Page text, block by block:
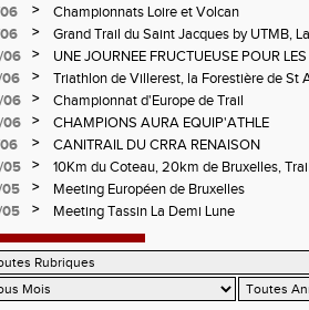
>
Championnats Loire et Volcan
>
Grand Trail du Saint Jacques by UTMB,
d'Andrézieux-Bouthéon
06 >
UNE JOURNEE FRUCTUEUSE POUR
CHAMPIONNATS DE LA LOIRE A
>
Triathlon de Villerest, la Forestière de St
Circuit de la Sure, Tour du Pays Roannais
06 >
Championnat d'Europe de Trail
06
>
CHAMPIONS AURA EQUIP'ATHLE
>
CANITRAIL DU CRRA RENAISON
05
>
10Km du Coteau, 20km de Bruxelles,
Pilatrail
>
Meeting Européen de Bruxelles
> Meeting Tassin La Demi Lune